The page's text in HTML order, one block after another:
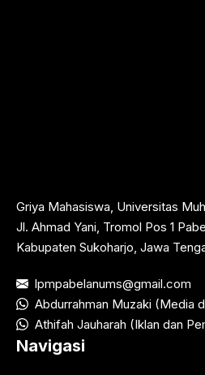
Griya Mahasiswa, Universitas
Jl. Ahmad Yani, Tromol Pos 1
Kabupaten Sukoharjo, Jawa
lpmpabelanums@gmail.com
Abdurrahman Muzaki (Media
Athifah Jauharah (Iklan dan
Navigasi